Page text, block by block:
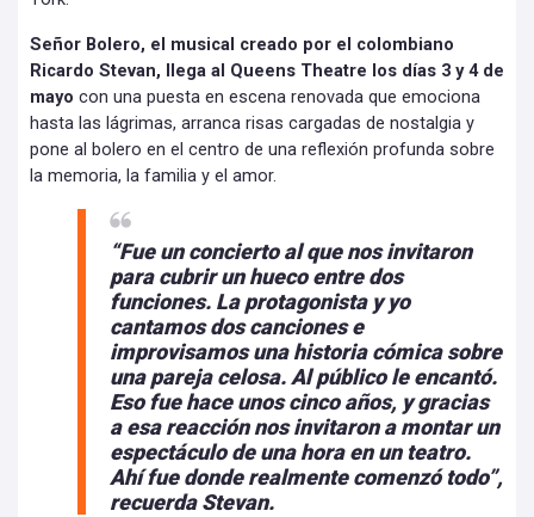
Señor Bolero, el musical creado por el colombiano
Ricardo Stevan, llega al Queens Theatre los días 3 y 4 de
mayo con una puesta en escena renovada que emociona
hasta las lágrimas, arranca risas cargadas de nostalgia y
pone al bolero en el centro de una reflexión profunda sobre
la memoria, la familia y el amor.
“Fue un concierto al que nos invitaron
para cubrir un hueco entre dos
funciones. La protagonista y yo
cantamos dos canciones e
improvisamos una historia cómica sobre
una pareja celosa. Al público le encantó.
Eso fue hace unos cinco años, y gracias
a esa reacción nos invitaron a montar un
espectáculo de una hora en un teatro.
Ahí fue donde realmente comenzó todo”,
recuerda Stevan.